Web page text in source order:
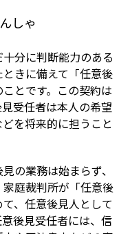
しゃ
分に判断能力のある
きに備えて「任意後
とです。この契約は
受任者は本人の希望
を将来的に担うこと
の業務は始まらず、
庭裁判所が「任意後
、任意後見人として
後見受任者には、信